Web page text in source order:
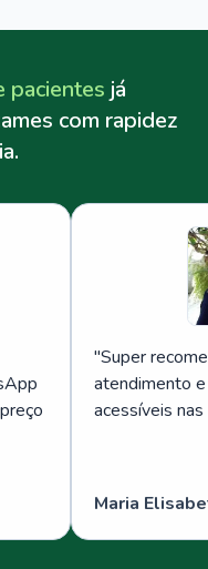
pacientes já
com rapidez
"Super
atendimento
acessíveis
Maria